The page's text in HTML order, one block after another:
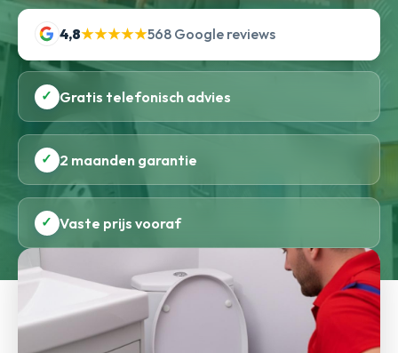
4,8★★★★★568 Google reviews
✓ Gratis telefonisch advies
✓ 2 maanden garantie
✓ Vaste prijs vooraf